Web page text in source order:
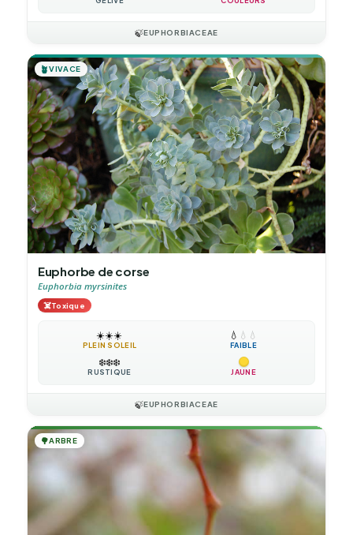
🍃EUPHORBIACEAE
🪴VIVACE
Euphorbe de corse
Euphorbia myrsinites
☠️Toxique
☀️☀️☀️
PLEIN SOLEIL
💧 💧 💧
FAIBLE
❄️❄️❄️
RUSTIQUE JAUNE
🍃EUPHORBIACEAE
🌳ARBRE